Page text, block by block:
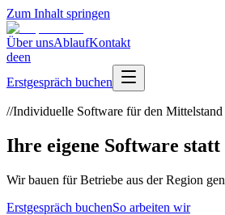
Zum Inhalt springen
Über unsAblaufKontakt
deen
Erstgespräch buchen
//Individuelle Software für den
Ihre eigene Software
Wir bauen für Betriebe aus der Region
Erstgespräch buchenSo arbeiten wir